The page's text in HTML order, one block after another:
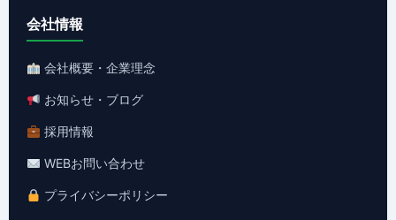
会社情報
会社概要・企業理念
お知らせ・ブログ
採用情報
WEBお問い合わせ
プライバシーポリシー